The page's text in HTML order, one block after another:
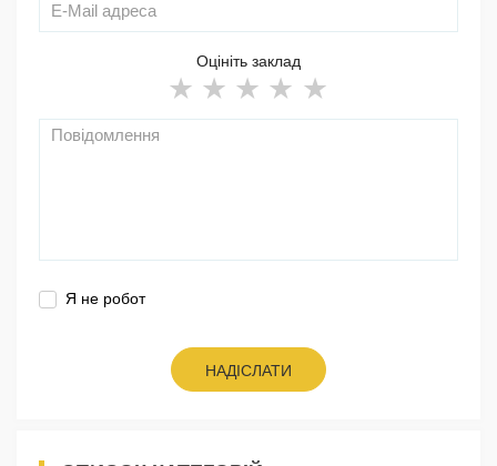
Оцініть заклад
Я не робот
НАДІСЛАТИ